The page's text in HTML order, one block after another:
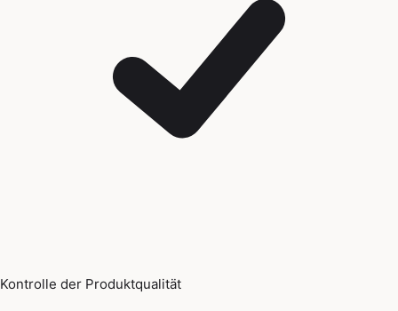
Kontrolle der Produktqualität